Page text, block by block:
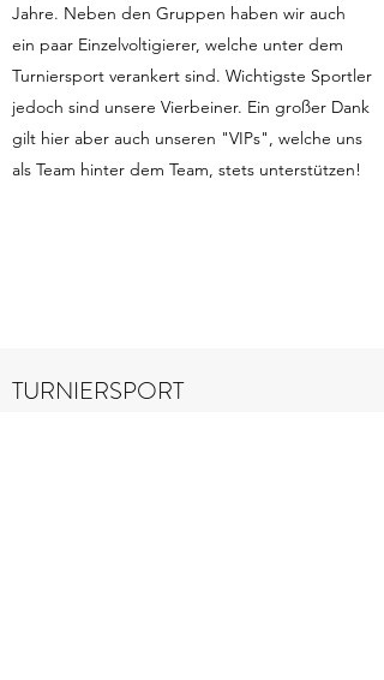
Jahre. Neben den Gruppen haben wir auch
ein paar Einzelvoltigierer, welche unter dem
Turniersport verankert sind. Wichtigste Sportler
jedoch sind unsere Vierbeiner. Ein großer Dank
gilt hier aber auch unseren "VIPs", welche uns
als Team hinter dem Team, stets unterstützen!
TURNIERSPORT